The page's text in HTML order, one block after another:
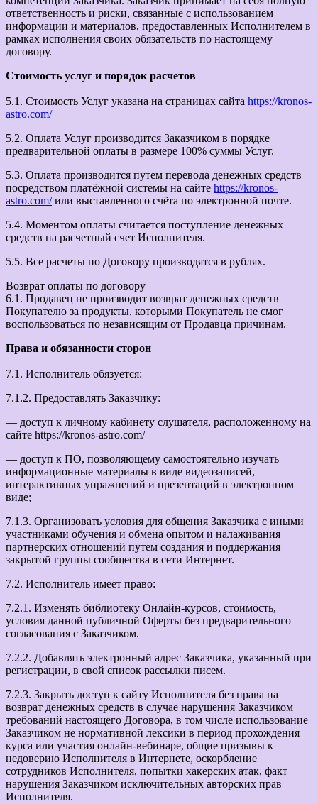
ответственность и риски, связанные с использованием
информации и материалов, предоставленных Исполнителем в
рамках исполнения своих обязательств по настоящему
договору.
Стоимость услуг и порядок расчетов
5.1. Стоимость Услуг указана на страницах сайта https://kronos-
astro.com/
5.2. Оплата Услуг производится Заказчиком в порядке
предварительной оплаты в размере 100% суммы Услуг.
5.3. Оплата производится путем перевода денежных средств
посредством платёжной системы на сайте https://kronos-
astro.com/или выставленного счёта по электронной почте.
5.4. Моментом оплаты считается поступление денежных
средств на расчетный счет Исполнителя.
5.5. Все расчеты по Договору производятся в рублях.
Возврат оплаты по договору
6.1. Продавец не производит возврат денежных средств
Покупателю за продукты, которыми Покупатель не смог
воспользоваться по независящим от Продавца причинам.
Права и обязанности сторон
7.1. Исполнитель обязуется:
7.1.2. Предоставлять Заказчику:
— доступ к личному кабинету слушателя, расположенному на
сайте https://kronos-astro.com/
— доступ к ПО, позволяющему самостоятельно изучать
информационные материалы в виде видеозаписей,
интерактивных упражнений и презентаций в электронном
виде;
7.1.3. Организовать условия для общения Заказчика с иными
участниками обучения и обмена опытом и налаживания
партнерских отношений путем создания и поддержания
закрытой группы сообщества в сети Интернет.
7.2. Исполнитель имеет право:
7.2.1. Изменять библиотеку Онлайн-курсов, стоимость,
условия данной публичной Оферты без предварительного
согласования с Заказчиком.
7.2.2. Добавлять электронный адрес Заказчика, указанный при
регистрации, в свой список рассылки писем.
7.2.3. Закрыть доступ к сайту Исполнителя без права на
возврат денежных средств в случае нарушения Заказчиком
требований настоящего Договора, в том числе использование
Заказчиком не нормативной лексики в период прохождения
курса или участия онлайн-вебинаре, общие призывы к
недоверию Исполнителя в Интернете, оскорбление
сотрудников Исполнителя, попытки хакерских атак, факт
нарушения Заказчиком исключительных авторских прав
Исполнителя.